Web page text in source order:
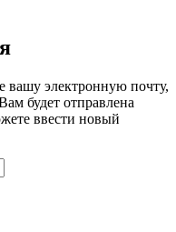
вашу электронную почту,
будет отправлена
ввести новый